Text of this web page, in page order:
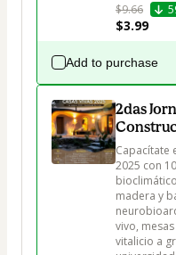
$9.66
$3.99
Add to purchase
2das
Capacítate
2025 con
madera y
vivo,
vitalicio a